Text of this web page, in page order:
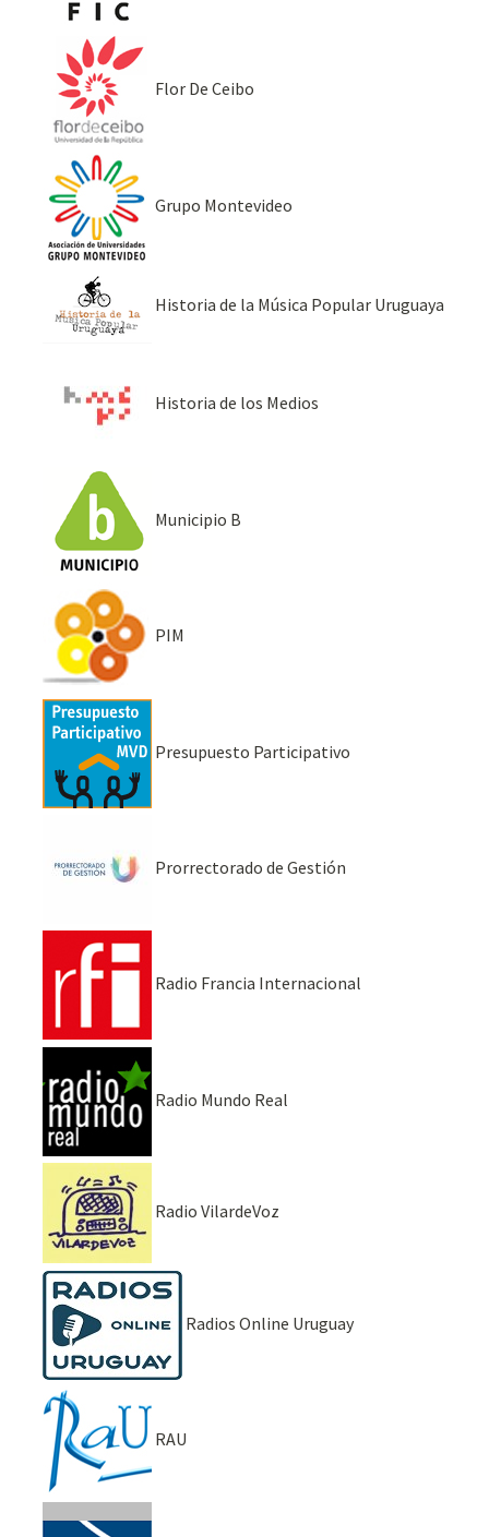
Flor De Ceibo
Grupo Montevideo
Historia de la Música Popular Uruguaya
Historia de los Medios
Municipio B
PIM
Presupuesto Participativo
Prorrectorado de Gestión
Radio Francia Internacional
Radio Mundo Real
Radio VilardeVoz
Radios Online Uruguay
RAU